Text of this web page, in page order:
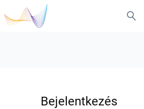
Bejelentkezés